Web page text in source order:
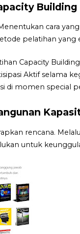
Building
cara
pelatihan yang
Capacity
Aktif selama
di momen special
rencana.
untuk